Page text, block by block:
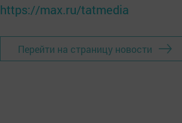
https://max.ru/tatmedia
Перейти на страницу новости